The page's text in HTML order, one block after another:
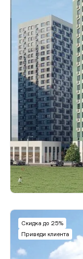
Скидка до 25%
Приведи клиента